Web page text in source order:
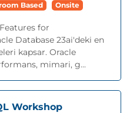
Based Onsite
for
Database 23ai'deki en
kapsar. Oracle
mimari, g...
Workshop